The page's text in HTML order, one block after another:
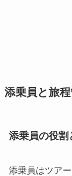
添乗員と旅
添乗員の役割
添乗員はツア